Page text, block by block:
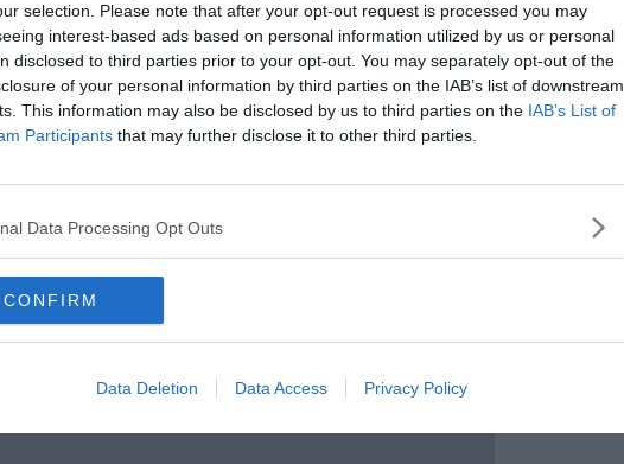
selection. Please note that after your opt-out request is processed you may
interest-based ads based on personal information utilized by us or personal
disclosed to third parties prior to your opt-out. You may separately opt-out of the
of your personal information by third parties on the IAB’s list of downstream
This information may also be disclosed by us to third parties on the IAB’s List of
Participants that may further disclose it to other third parties.
Data Processing Opt Outs
CONFIRM
Data Deletion Data Access Privacy Policy